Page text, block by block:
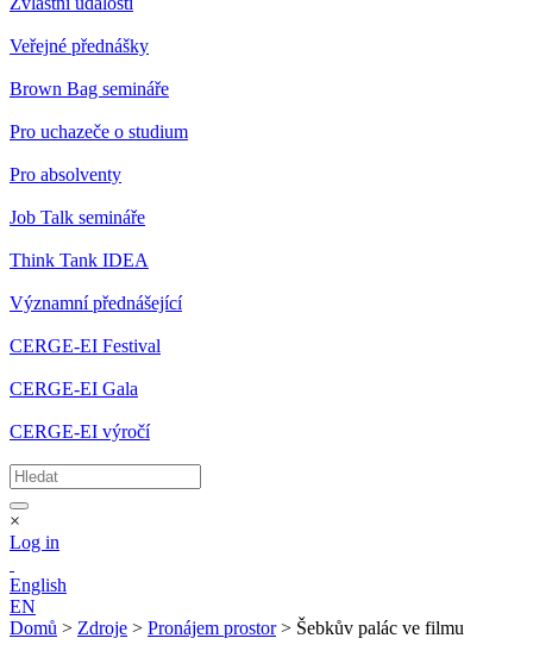
Veřejné přednášky
Brown Bag semináře
Pro uchazeče o studium
Pro absolventy
Job Talk semináře
Think Tank IDEA
Významní přednášející
CERGE-EI Festival
CERGE-EI Gala
CERGE-EI výročí
×
Log in
English
EN
Domů > Zdroje > Pronájem prostor > Šebkův palác ve filmu